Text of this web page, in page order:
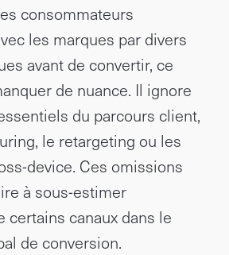
consommateurs
les marques par divers
avant de convertir, ce
de nuance. Il ignore
du parcours client,
le retargeting ou les
device. Ces omissions
à sous-estimer
certains canaux dans le
de conversion.